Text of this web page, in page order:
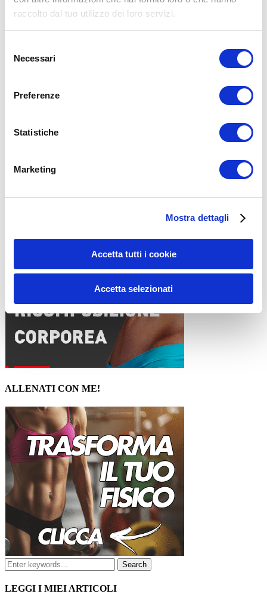
raccolto dal tuo utilizzo dei loro servizi.
delNecessari
Preferenze
Statistiche
Marketing
Mostra dettagli
Accetta tutti i cookie
Accetta selezionati
15WORKOUT SCARICA ORA
ALLENATI CON ME!
LEGGI I MIEI ARTICOLI